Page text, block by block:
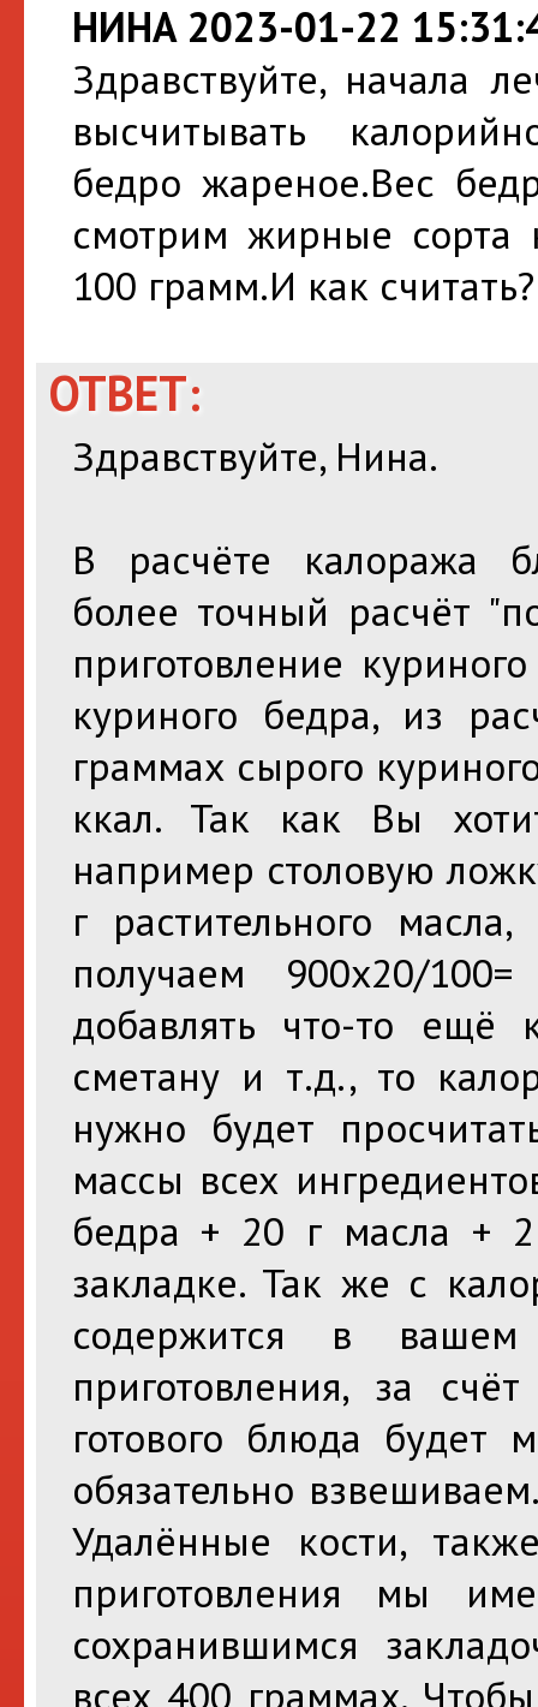
НИНА 2023-01-22
Здравствуйте, начала
высчитывать
бедро жареное.Вес
смотрим жирные
100 грамм.И как считать?
ОТВЕТ:
Здравствуйте, Нина.
В расчёте калоража
более точный расчёт
приготовление
куриного бедра, из
граммах сырого
ккал. Так как Вы
например столовую
г растительного
получаем 900х20/
добавлять что-то ещё
сметану и т.д., то
нужно будет
массы всех
бедра + 20 г масла +
закладке. Так же с
содержится в
приготовления, за
готового блюда будет
обязательно
Удалённые кости,
приготовления мы
сохранившимся
всех 400 граммах.